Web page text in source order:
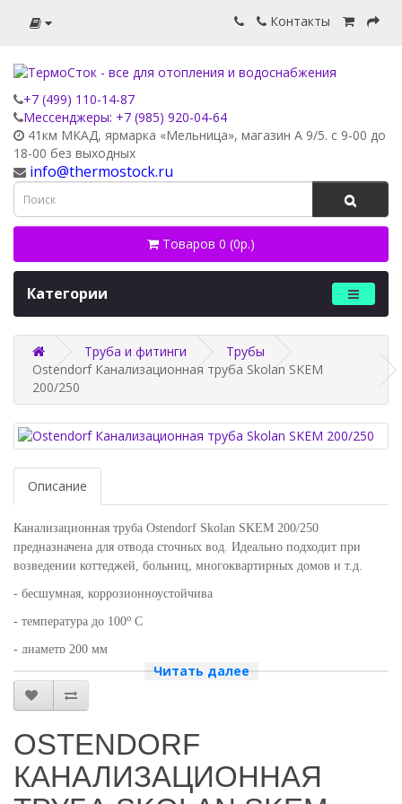
Контакты
+7 (499) 110-14-87
Мессенджеры: +7 (985) 920-04-64
41км МКАД, ярмарка «Мельница», магазин А 9/5. с 9-00 до
18-00 без выходных
info@thermostock.ru
Товаров 0 (0р.)
Категории
Труба и фитинги
Трубы
Ostendorf Канализационная труба Skolan SKEM
200/250
Описание
Канализационная труба Ostendorf Skolan SKEM 200/250
предназначена для отвода сточных вод. Идеально подходит при
возведении коттеджей, больниц, многоквартирных домов и т.д.
- бесшумная, коррозионноустойчива
- температура до 100о С
- диаметр 200 мм
- длина - 250 мм
Канализационная труба Ostendorf Skolan SKEM 200/250 — это
надежное решение для организации систем канализации.
Читать далее
OSTENDORF
КАНАЛИЗАЦИОННАЯ